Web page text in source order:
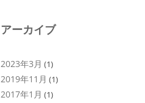
アーカイブ
2023年3月 (1)
2019年11月 (1)
2017年1月 (1)